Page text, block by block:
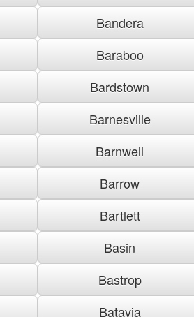
Bandera
Baraboo
Bardstown
Barnesville
Barnwell
Barrow
Bartlett
Basin
Bastrop
Batavia